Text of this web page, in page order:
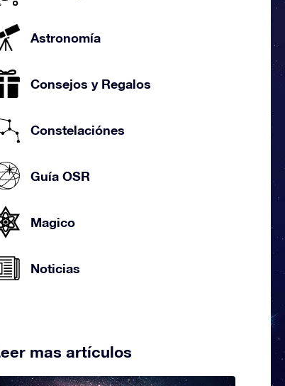
Astronomía
Consejos y Regalos
Constelaciónes
Guía OSR
Magico
Noticias
mas artículos